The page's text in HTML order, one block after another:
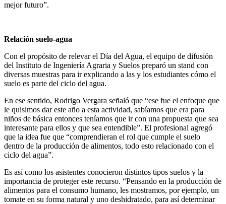
mejor futuro”.
Relación suelo-agua
Con el propósito de relevar el Día del Agua, el equipo de difusión
del Instituto de Ingeniería Agraria y Suelos preparó un stand con
diversas muestras para ir explicando a las y los estudiantes cómo el
suelo es parte del ciclo del agua.
En ese sentido, Rodrigo Vergara señaló que “ese fue el enfoque que
le quisimos dar este año a esta actividad, sabíamos que era para
niños de básica entonces teníamos que ir con una propuesta que sea
interesante para ellos y que sea entendible”. El profesional agregó
que la idea fue que “comprendieran el rol que cumple el suelo
dentro de la producción de alimentos, todo esto relacionado con el
ciclo del agua”.
Es así como los asistentes conocieron distintos tipos suelos y la
importancia de proteger este recurso. “Pensando en la producción de
alimentos para el consumo humano, les mostramos, por ejemplo, un
tomate en su forma natural y uno deshidratado, para así determinar